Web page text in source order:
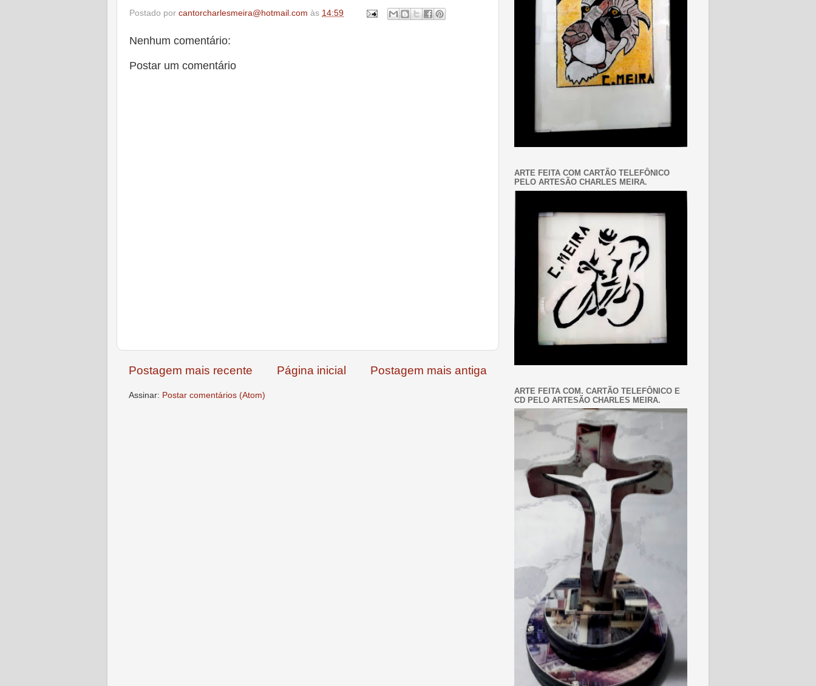
Postado por cantorcharlesmeira@hotmail.com às 14:59
Nenhum comentário:
Postar um comentário
Postagem mais recente Postagem mais antiga
Página inicial
Assinar: Postar comentários (Atom)
ARTE FEITA COM CARTÃO TELEFÔNICO
PELO ARTESÃO CHARLES MEIRA.
ARTE FEITA COM. CARTÃO TELEFÔNICO E
CD PELO ARTESÃO CHARLES MEIRA.